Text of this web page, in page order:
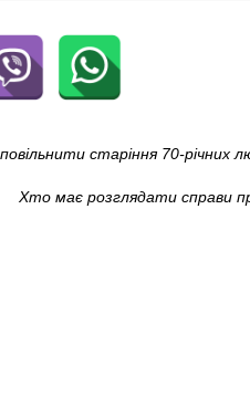
старіння 70-річних
Хто має розглядати справи